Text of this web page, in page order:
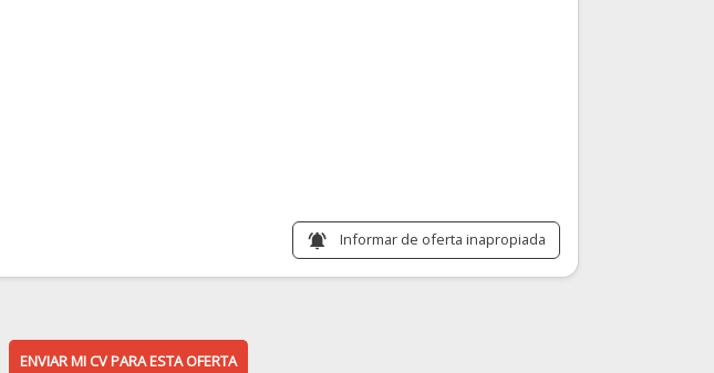
notifications_active Informar de oferta inapropiada
ENVIAR MI CV PARA ESTA OFERTA